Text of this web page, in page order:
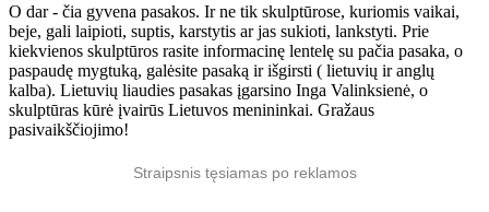
O dar - čia gyvena pasakos. Ir ne tik skulptūrose, kuriomis vaikai,
beje, gali laipioti, suptis, karstytis ar jas sukioti, lankstyti. Prie
kiekvienos skulptūros rasite informacinę lentelę su pačia pasaka, o
paspaudę mygtuką, galėsite pasaką ir išgirsti ( lietuvių ir anglų
kalba). Lietuvių liaudies pasakas įgarsino Inga Valinksienė, o
skulptūras kūrė įvairūs Lietuvos menininkai. Gražaus
pasivaikščiojimo!
Straipsnis tęsiamas po reklamos